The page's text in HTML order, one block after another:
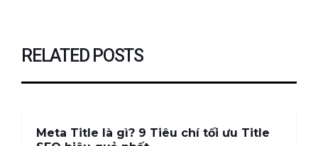
RELATED POSTS
Meta Title là gì? 9 Tiêu chí tối ưu Title